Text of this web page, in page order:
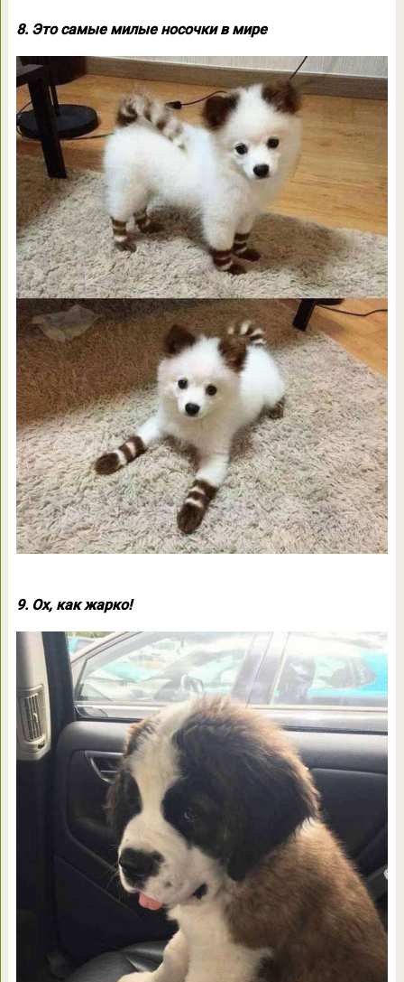
8. Это самые милые носочки в мире
9. Ох, как жарко!